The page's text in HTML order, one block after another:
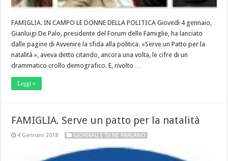
FAMIGLIA. IN CAMPO LE DONNE DELLA POLITICA Giovedì 4 gennaio,
Gianluigi De Palo, presidente del Forum delle Famiglie, ha lanciato
dalle pagine di Avvenire la sfida alla politica. «Serve un Patto per la
natalità », aveva detto citando, ancora una volta, le cifre di un
drammatico crollo demografico. E, rivolto …
Leggi »
FAMIGLIA. Serve un patto per la natalità
4 Gennaio 2018 GIORNALI E TV NE PARLANO